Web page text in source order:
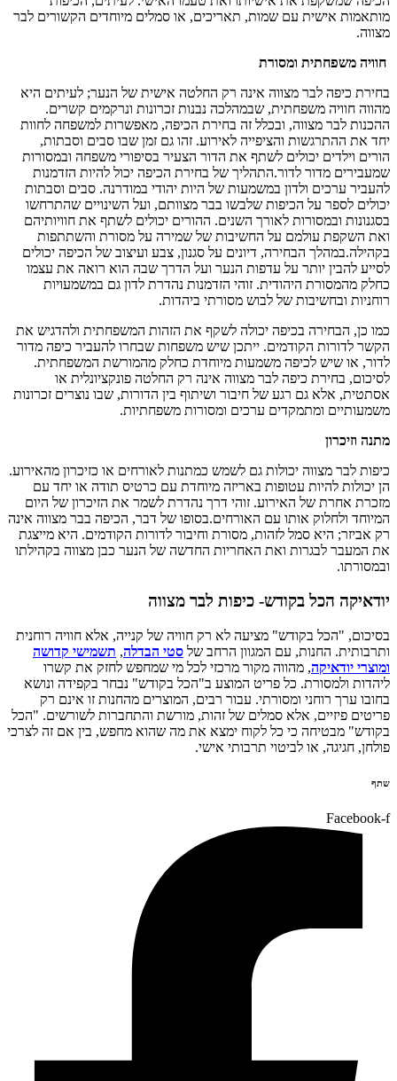
מותאמות אישית עם שמות, תאריכים, או סמלים מיוחדים הקשורים לבר
מצווה.
חוויה משפחתית ומסורת
בחירת כיפה לבר מצווה אינה רק החלטה אישית של הנער; לעיתים היא
מהווה חוויה משפחתית, שבמהלכה נבנות זכרונות ונרקמים קשרים.
ההכנות לבר מצווה, ובכלל זה בחירת הכיפה, מאפשרות למשפחה לחוות
יחד את ההתרגשות והציפייה לאירוע. זהו גם זמן שבו סבים וסבתות,
הורים וילדים יכולים לשתף את הדור הצעיר בסיפורי משפחה ובמסורות
שמעבירים מדור לדור.התהליך של בחירת הכיפה יכול להיות הזדמנות
להעביר ערכים ולדון במשמעות של היות יהודי במודרנה. סבים וסבתות
יכולים לספר על הכיפות שלבשו בבר מצוותם, ועל השינויים שהתרחשו
בסגנונות ובמסורות לאורך השנים. ההורים יכולים לשתף את חוויותיהם
ואת השקפת עולמם על החשיבות של שמירה על מסורת והשתתפות
בקהילה.במהלך הבחירה, דיונים על סגנון, צבע ועיצוב של הכיפה יכולים
לסייע להבין יותר על עדפות הנער ועל הדרך שבה הוא רואה את עצמו
כחלק מהמסורת היהודית. זוהי הזדמנות נהדרת לדון גם במשמעויות
רוחניות ובחשיבות של לבוש מסורתי ביהדות.
כמו כן, הבחירה בכיפה יכולה לשקף את הזהות המשפחתית ולהדגיש את
הקשר לדורות הקודמים. ייתכן שיש משפחות שבחרו להעביר כיפה מדור
לדור, או שיש לכיפה משמעות מיוחדת כחלק מהמורשת המשפחתית.
לסיכום, בחירת כיפה לבר מצווה אינה רק החלטה פונקציונלית או
אסתטית, אלא גם רגע של חיבור ושיתוף בין הדורות, שבו נוצרים זכרונות
משמעותיים ומתמקדים ערכים ומסורות משפחתיות.
מתנה וזיכרון
כיפות לבר מצווה יכולות גם לשמש כמתנות לאורחים או כזיכרון מהאירוע.
הן יכולות להיות עטופות באריזה מיוחדת עם כרטיס תודה או יחד עם
מזכרת אחרת של האירוע. זוהי דרך נהדרת לשמר את הזיכרון של היום
המיוחד ולחלוק אותו עם האורחים.בסופו של דבר, הכיפה בבר מצווה אינה
רק אביזר; היא סמל לזהות, מסורת וחיבור לדורות הקודמים. היא מייצגת
את המעבר לבגרות ואת האחריות החדשה של הנער כבן מצווה בקהילתו
ובמסורתו.
יודאיקה הכל בקודש- כיפות לבר מצווה
בסיכום, "הכל בקודש" מציעה לא רק חוויה של קנייה, אלא חוויה רוחנית
ותרבותית. החנות, עם המגוון הרחב של סטי הבדלה, תשמישי קדושה
ומוצרי יודאיקה, מהווה מקור מרכזי לכל מי שמחפש לחזק את קשרו
ליהדות ולמסורת. כל פריט המוצע ב"הכל בקודש" נבחר בקפידה ונושא
בחובו ערך רוחני ומסורתי. עבור רבים, המוצרים מהחנות זו אינם רק
פריטים פיזיים, אלא סמלים של זהות, מורשת והתחברות לשורשים. "הכל
בקודש" מבטיחה כי כל לקוח ימצא את מה שהוא מחפש, בין אם זה לצרכי
פולחן, חגיגה, או לביטוי תרבותי אישי.
שתף
Facebook-f